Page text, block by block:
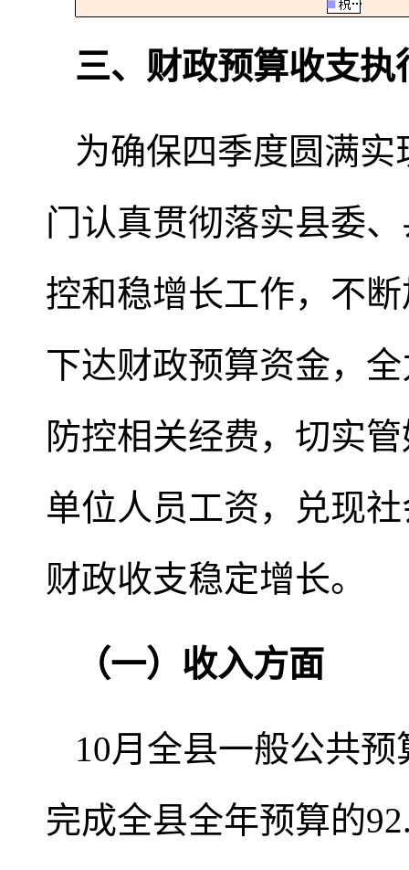
三、财政预算收支执
为确保四季度圆满
门认真贯彻落实县委
控和稳增长工作，不
下达财政预算资金，
防控相关经费，切实
单位人员工资，兑现
财政收支稳定增长。
（一）收入方面
10月全县一般公共
完成全县全年预算的